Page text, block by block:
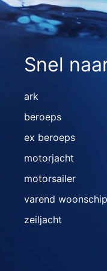
Snel
ark
beroeps
ex beroeps
motorjacht
motorsailer
varend woonschip
zeiljacht